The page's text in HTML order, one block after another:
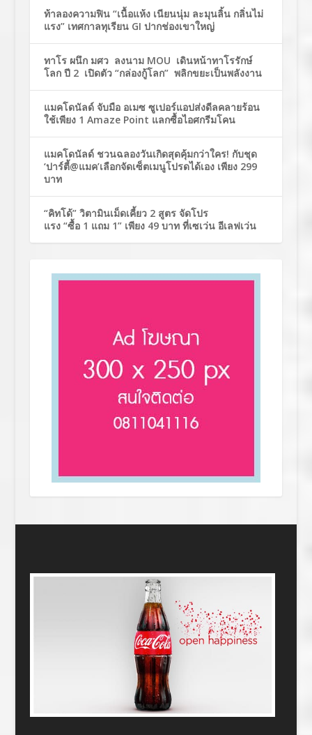
ท้าลองความฟิน “เนื้อแห้ง เนียนนุ่ม ละมุนลิ้น กลิ่นไม่
แรง” เทศกาลทุเรียน GI ปากช่องเขาใหญ่
ทาโร ผนึก มศว ลงนาม MOU เดินหน้าทาโรรักษ์
โลก ปี 2 เปิดตัว “กล่องกู้โลก” พลิกขยะเป็นพลังงาน
แมคโดนัลด์ จับมือ อเมซ ซูเปอร์แอปส่งดีลคลายร้อน
ใช้เพียง 1 Amaze Point แลกซื้อไอศกรีมโคน
แมคโดนัลด์ ชวนฉลองวันเกิดสุดคุ้มกว่าใคร! กับชุด
‘ปาร์ตี้@แมค’เลือกจัดเซ็ตเมนูโปรดได้เอง เพียง 299
บาท
“คิทโด้” วิตามินเม็ดเคี้ยว 2 สูตร จัดโปร
แรง “ซื้อ 1 แถม 1” เพียง 49 บาท ที่เซเว่น อีเลฟเว่น